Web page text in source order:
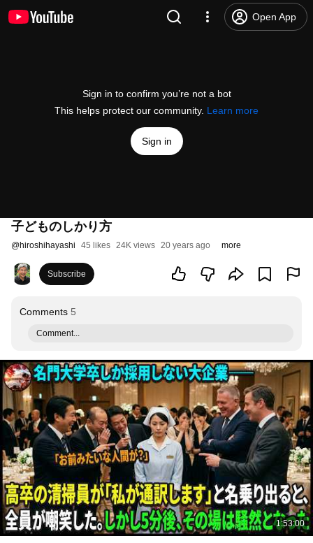
Open App
Sign in to confirm you’re not a bot
This helps protect our community. Learn more
Sign in
子どものしかり方
@hiroshihayashi 45 likes 24K views 20 years ago more
Subscribe
Comments 5
Comment...
1:53:00